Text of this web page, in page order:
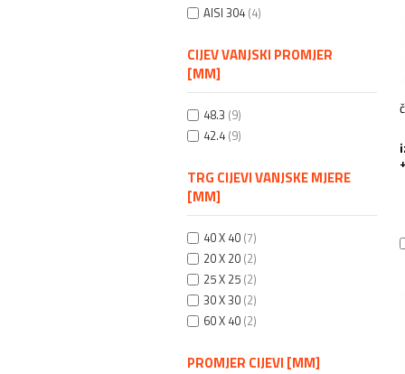
AISI 304 (4)
CIJEV VANJSKI PROMJER
[MM]
48.3 (9)
42.4 (9)
TRG CIJEVI VANJSKE MJERE
[MM]
40 X 40 (7)
20 X 20 (2)
25 X 25 (2)
30 X 30 (2)
60 X 40 (2)
PROMJER CIJEVI [MM]